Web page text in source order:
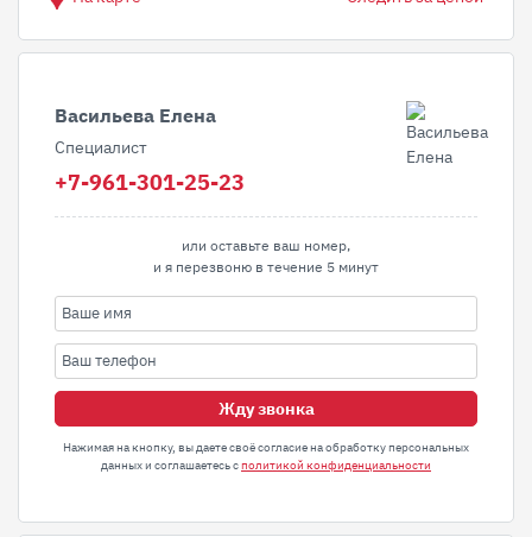
Васильева Елена
Специалист
+7-961-301-25-23
или оставьте ваш номер,
и я перезвоню в течение 5 минут
Жду звонка
Нажимая на кнопку, вы даете своё согласие на обработку персональных
данных и соглашаетесь сполитикой конфиденциальности